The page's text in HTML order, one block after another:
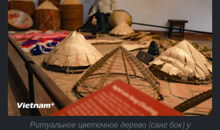
Ритуальное цветочное дерево (санг бок) у